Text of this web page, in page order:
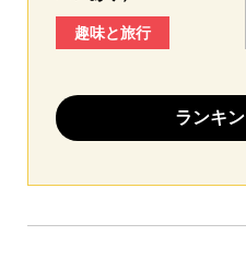
趣味と旅行
ランキ